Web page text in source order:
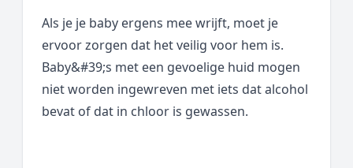
Als je je baby ergens mee wrijft, moet je
ervoor zorgen dat het veilig voor hem is.
Baby&#39;s met een gevoelige huid mogen
niet worden ingewreven met iets dat alcohol
bevat of dat in chloor is gewassen.